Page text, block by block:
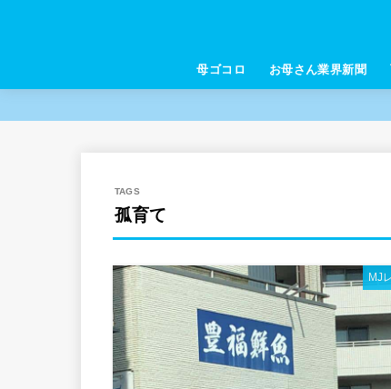
母ゴコロ お母さん業界新聞
孤育て
MJ